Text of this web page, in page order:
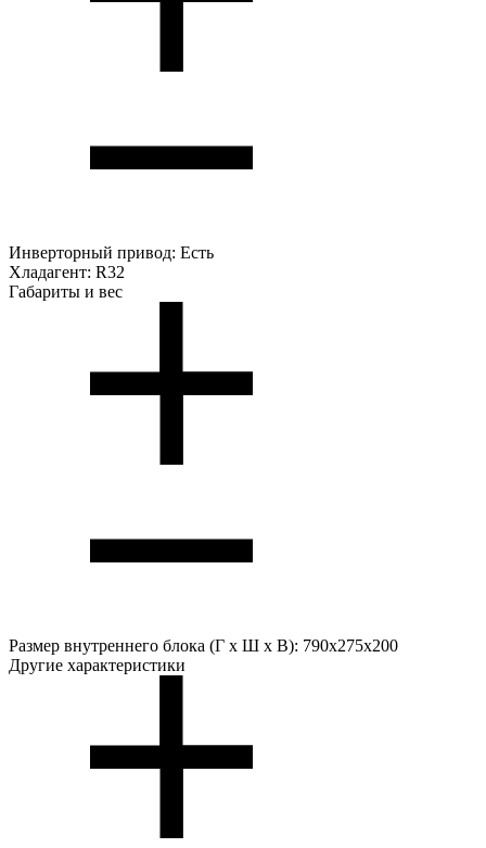
Инверторный привод: Есть
Хладагент: R32
Габариты и вес
Размер внутреннего блока (Г х Ш х В): 790x275x200
Другие характеристики